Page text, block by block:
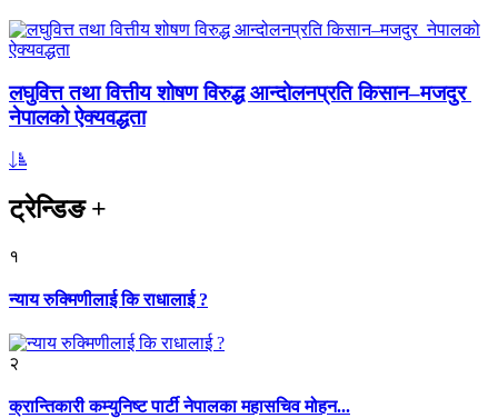
लघुवित्त तथा वित्तीय शोषण विरुद्ध आन्दोलनप्रति किसान–मजदुर
नेपालको ऐक्यवद्धता
ट्रेन्डिङ+
१
न्याय रुक्मिणीलाई कि राधालाई ?
२
क्रान्तिकारी कम्युनिष्ट पार्टी नेपालका महासचिव मोहन...